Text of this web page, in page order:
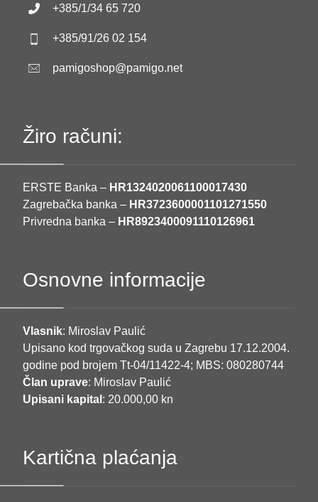
+385/1/34 65 720
+385/91/26 02 154
pamigoshop@pamigo.net
Žiro računi:
ERSTE Banka – HR1324020061100017430
Zagrebačka banka – HR3723600001101271550
Privredna banka – HR8923400091110126961
Osnovne informacije
Vlasnik: Miroslav Paulić
Upisano kod trgovačkog suda u Zagrebu 17.12.2004.
godine pod brojem Tt-04/11422-4; MBS: 080280744
Član uprave: Miroslav Paulić
Upisani kapital : 20.000,00 kn
Kartična plaćanja